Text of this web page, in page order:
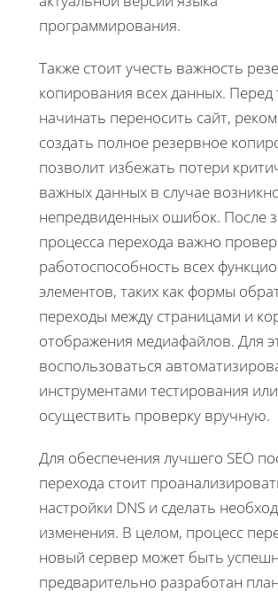
программирования.
Также стоит учесть важность
копирования всех данных. Перед
начинать переносить сайт,
создать полное резервное
позволит избежать потери
важных данных в случае
непредвиденных ошибок. После
процесса перехода важно
работоспособность всех
элементов, таких как формы
переходы между страницами и
отображения медиафайлов. Для
воспользоваться
инструментами тестирования или
осуществить проверку вручную.
Для обеспечения лучшего SEO
перехода стоит
настройки DNS и сделать
изменения. В целом, процесс
новый сервер может быть
предварительно разработан